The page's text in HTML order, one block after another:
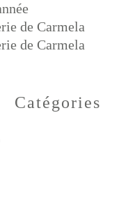
Catégories
de Carmela
de Carmela